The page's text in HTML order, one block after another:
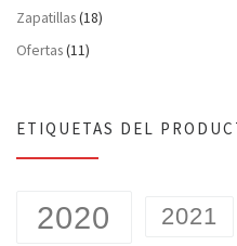
Zapatillas(18)
Ofertas(11)
ETIQUETAS DEL
2020 2021